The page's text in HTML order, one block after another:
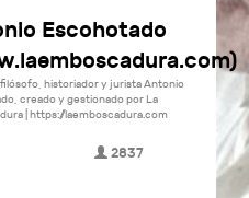
Escohotado
filósofo, historiador y jurista Antonio
creado y gestionado por La
| https://laemboscadura.com
2837